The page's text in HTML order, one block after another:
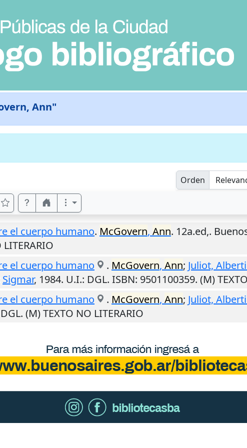
Ann"
Orden
el cuerpo humano. McGovern, Ann. 12a.ed,.
el cuerpo humano
. McGovern, Ann; Juliot,
Sigmar, 1984. U.I.: DGL. ISBN: 9501100359. (M)
el cuerpo humano
. McGovern, Ann; Juliot,
(M) TEXTO NO LITERARIO